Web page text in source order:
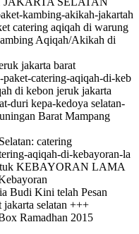
kambing-akikah-jakartah
catering aqiqah di warung
Aqiqah/Akikah di
jakarta barat
catering-aqiqah-di-keb
di kebon jeruk jakarta
duri kepa-kedoya selatan-
Barat Mampang
catering
aqiqah-di-kebayoran-la
KEBAYORAN LAMA
Budi Kini telah Pesan
selatan +++
Ramadhan 2015‎